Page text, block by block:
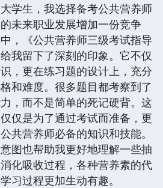
学生，我选择备考公共营养师
未来职业发展增加一份竞争
，《公共营养师三级考试指导
我留下了深刻的印象。它不仅
，更在练习题的设计上，充分
和难度。很多题目都考察到了
，而不是简单的死记硬背。这
仅是为了通过考试而准备，更
共营养师必备的知识和技能。
图也帮助我更好地理解一些抽
化吸收过程，各种营养素的代
习过程更加生动有趣。